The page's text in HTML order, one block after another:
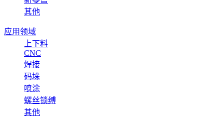
其他
应用领域
上下料
CNC
焊接
码垛
喷涂
螺丝锁缚
其他